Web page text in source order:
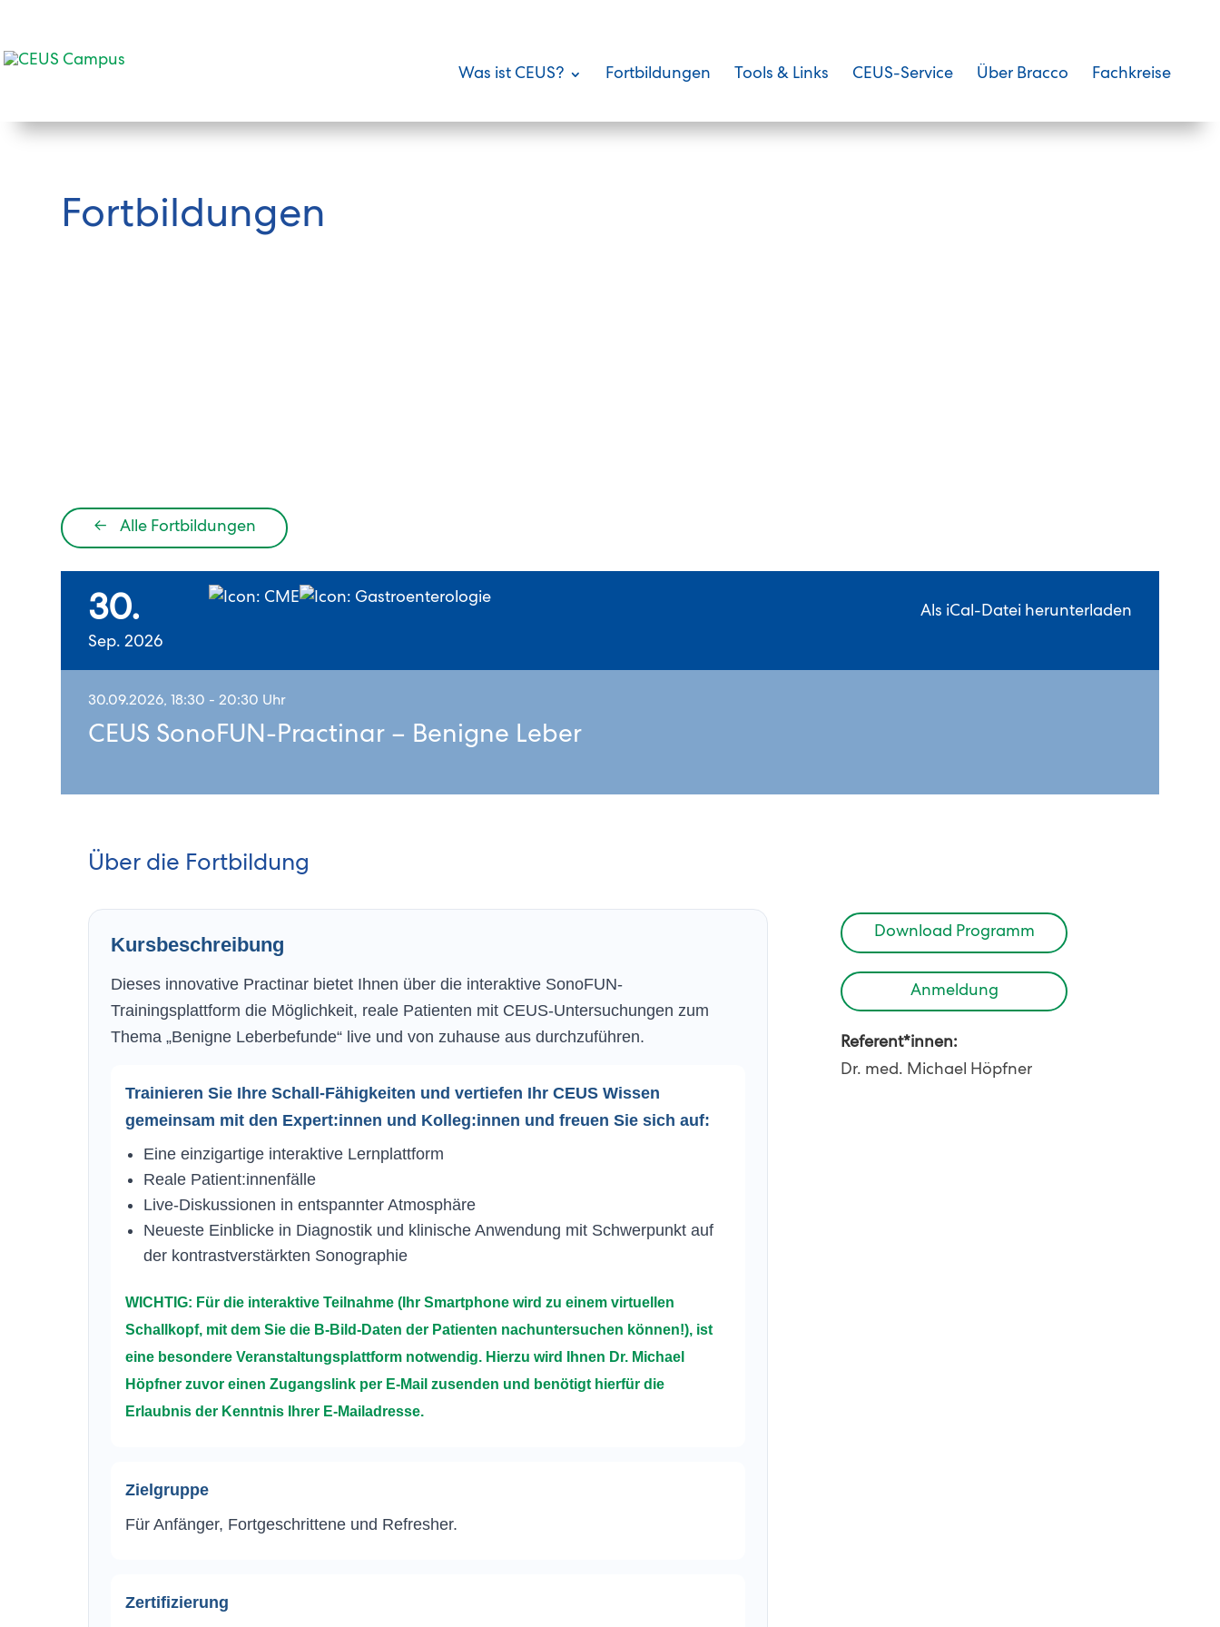
Was ist CEUS? Fortbildungen Tools & Links CEUS-Service Über Bracco Fachkreise
Fortbildungen
← Alle Fortbildungen
30.
Sep. 2026
Als iCal-Datei herunterladen
30.09.2026, 18:30 - 20:30 Uhr
CEUS SonoFUN-Practinar – Benigne Leber
Über die Fortbildung
Kursbeschreibung
Dieses innovative Practinar bietet Ihnen über die interaktive SonoFUN-
Trainingsplattform die Möglichkeit, reale Patienten mit CEUS-Untersuchungen zum
Thema „Benigne Leberbefunde“ live und von zuhause aus durchzuführen.
Trainieren Sie Ihre Schall-Fähigkeiten und vertiefen Ihr CEUS Wissen
gemeinsam mit den Expert:innen und Kolleg:innen und freuen Sie sich auf:
Eine einzigartige interaktive Lernplattform
Reale Patient:innenfälle
Live-Diskussionen in entspannter Atmosphäre
Neueste Einblicke in Diagnostik und klinische Anwendung mit Schwerpunkt auf
der kontrastverstärkten Sonographie
WICHTIG: Für die interaktive Teilnahme (Ihr Smartphone wird zu einem virtuellen
Schallkopf, mit dem Sie die B-Bild-Daten der Patienten nachuntersuchen können!), ist
eine besondere Veranstaltungsplattform notwendig. Hierzu wird Ihnen Dr. Michael
Höpfner zuvor einen Zugangslink per E-Mail zusenden und benötigt hierfür die
Erlaubnis der Kenntnis Ihrer E-Mailadresse.
Zielgruppe
Für Anfänger, Fortgeschrittene und Refresher.
Zertifizierung
Download Programm
Anmeldung
Referent*innen:
Dr. med. Michael Höpfner